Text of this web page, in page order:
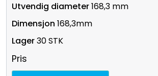
168,3 mm
168,3mm
30 STK
Pris